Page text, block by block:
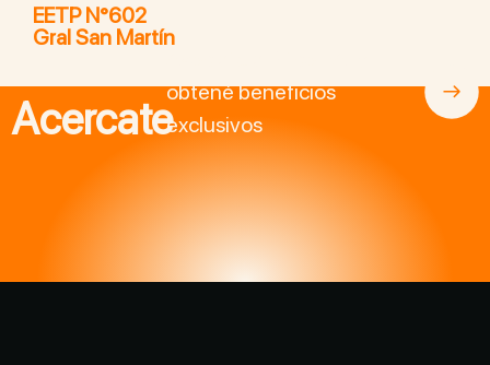
EETP N°602
Gral San Martín
Acercate
obtené beneficios
exclusivos